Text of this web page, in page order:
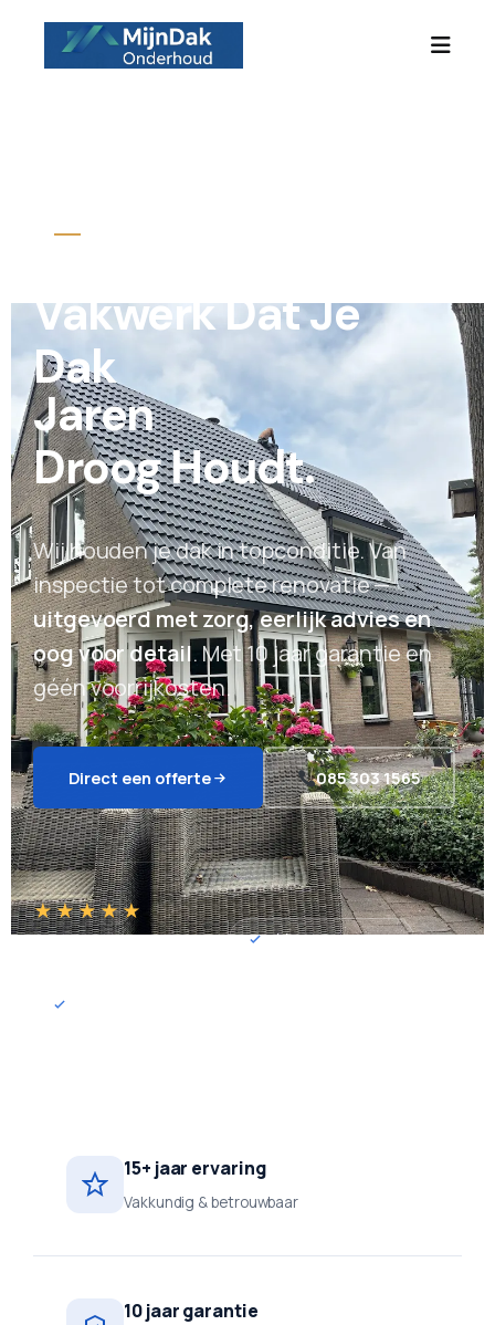
Vakwerk Dat Je
Dak
Jaren
Droog Houdt.
Wij houden je dak in topconditie. Van
inspectie tot complete renovatie —
uitgevoerd met zorg, eerlijk advies en
oog voor detail. Met 10 jaar garantie en
géén voorrijkosten.
Direct een offerte 085 303 1565
★★★★★
4.8 / 5
Géén voorrijkosten
15+ jaar ervaring
Vakkundig & betrouwbaar
10 jaar garantie